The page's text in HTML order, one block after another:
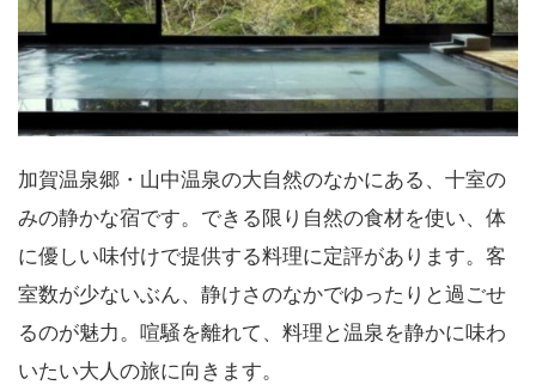
加賀温泉郷・山中温泉の大自然のなかにある、十室の
みの静かな宿です。できる限り自然の食材を使い、体
に優しい味付けで提供する料理に定評があります。客
室数が少ないぶん、静けさのなかでゆったりと過ごせ
るのが魅力。喧騒を離れて、料理と温泉を静かに味わ
いたい大人の旅に向きます。